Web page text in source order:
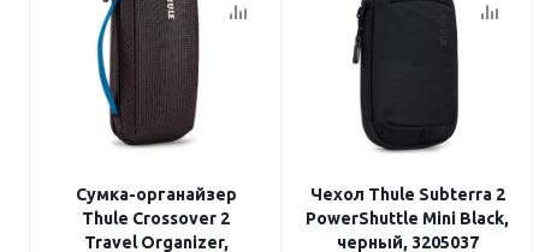
Сумка-органайзер
Thule Crossover 2
Travel Organizer,
Чехол Thule Subterra 2
PowerShuttle Mini Black,
черный, 3205037